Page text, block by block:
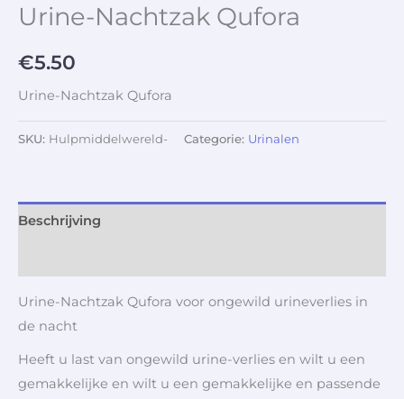
Urine-Nachtzak Qufora
€5.50
Urine-Nachtzak Qufora
SKU: Hulpmiddelwereld- Categorie: Urinalen
Beschrijving
Urine-Nachtzak Qufora voor ongewild urineverlies in
de nacht
Heeft u last van ongewild urine-verlies en wilt u een
gemakkelijke en wilt u een gemakkelijke en passende